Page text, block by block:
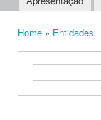
Main menu
Home » Entidades
Search form